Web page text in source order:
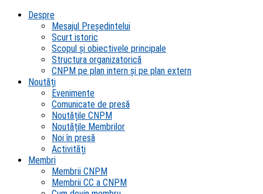
Despre
Mesajul Președintelui
Scurt istoric
Scopul şi obiectivele principale
Structura organizatorică
CNPM pe plan intern şi pe plan extern
Noutăți
Evenimente
Comunicate de presă
Noutățile CNPM
Noutățile Membrilor
Noi în presă
Activități
Membri
Membrii CNPM
Membrii CC a CNPM